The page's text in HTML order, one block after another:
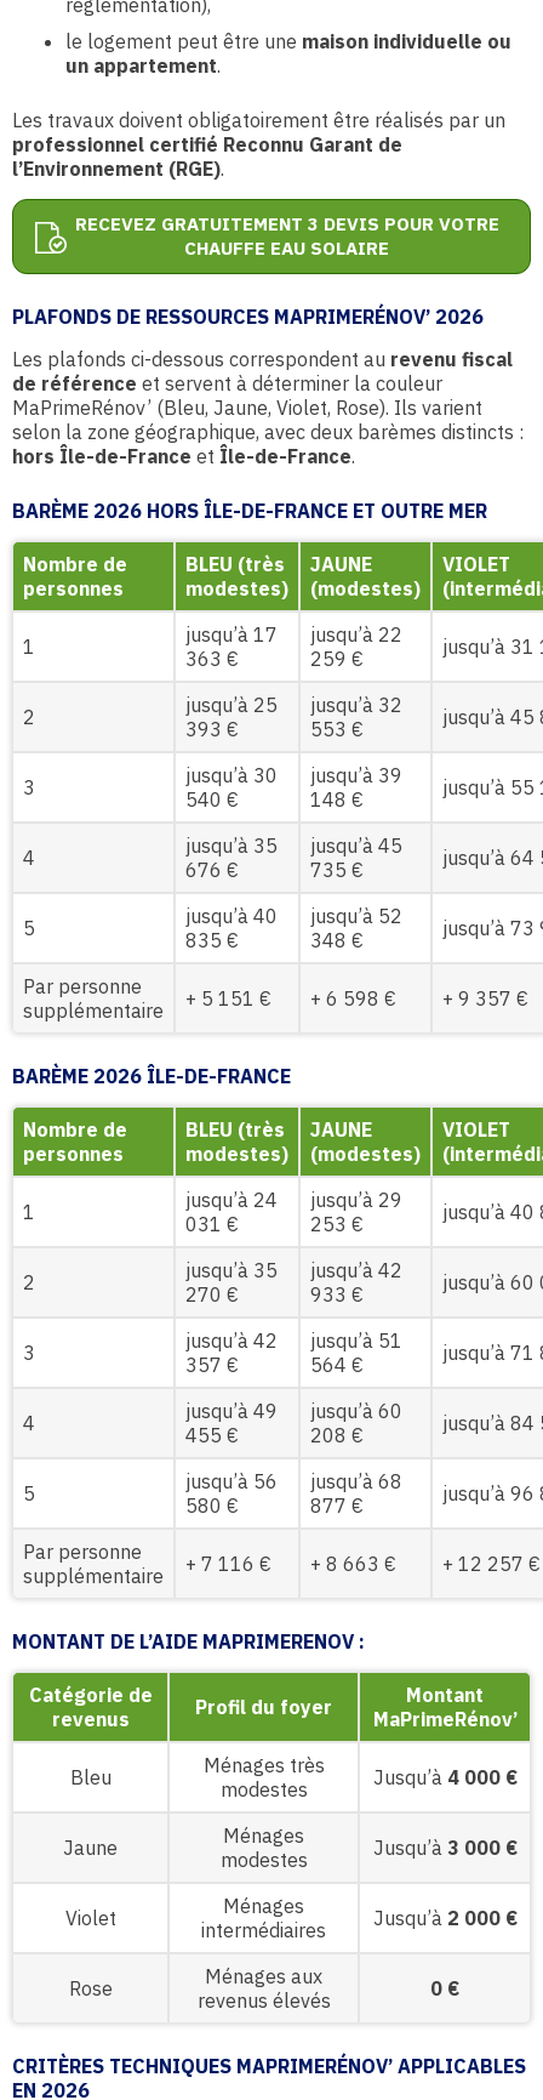
réglementation),
le logement peut être une maison individuelle ou
un appartement.
Les travaux doivent obligatoirement être réalisés par un
professionnel certifié Reconnu Garant de
l’Environnement (RGE).
RECEVEZ GRATUITEMENT 3 DEVIS POUR VOTRE
CHAUFFE EAU SOLAIRE
PLAFONDS DE RESSOURCES MAPRIMERÉNOV’ 2026
Les plafonds ci-dessous correspondent au revenu fiscal
de référence et servent à déterminer la couleur
MaPrimeRénov’ (Bleu, Jaune, Violet, Rose). Ils varient
selon la zone géographique, avec deux barèmes distincts :
hors Île-de-France et Île-de-France.
BARÈME 2026 HORS ÎLE-DE-FRANCE ET OUTRE MER
Nombre de
personnes
BLEU (très
modestes)
JAUNE
(modestes)
VIOLET
1
jusqu’à 17
363 €
jusqu’à 22
259 €
jusqu’à
2
jusqu’à 25
393 €
jusqu’à 32
553 €
jusqu’à
3
jusqu’à 30
540 €
jusqu’à 39
148 €
jusqu’à
4
jusqu’à 35
676 €
jusqu’à 45
735 €
jusqu’à
5
jusqu’à 40
835 €
jusqu’à 52
348 €
jusqu’à
Par personne
supplémentaire
+ 5 151 € + 6 598 € + 9 357 €
BARÈME 2026 ÎLE-DE-FRANCE
Nombre de
personnes
BLEU (très
modestes)
JAUNE
(modestes)
VIOLET
1
jusqu’à 24
031 €
jusqu’à 29
253 €
jusqu’à
2
jusqu’à 35
270 €
jusqu’à 42
933 €
jusqu’à
3
jusqu’à 42
357 €
jusqu’à 51
564 €
jusqu’à
4
jusqu’à 49
455 €
jusqu’à 60
208 €
jusqu’à
5
jusqu’à 56
580 €
jusqu’à 68
877 €
jusqu’à
Par personne
supplémentaire
+ 7 116 € + 8 663 € + 12 257 €
MONTANT DE L’AIDE MAPRIMERENOV :
Catégorie de
revenus
Profil du foyer
Montant
MaPrimeRénov’
Bleu
Ménages très
modestes
Jusqu’à 4 000 €
Jaune
Ménages
modestes
Jusqu’à 3 000 €
Violet
Ménages
intermédiaires
Jusqu’à 2 000 €
Rose
Ménages aux
revenus élevés
0 €
CRITÈRES TECHNIQUES MAPRIMERÉNOV’ APPLICABLES
EN 2026